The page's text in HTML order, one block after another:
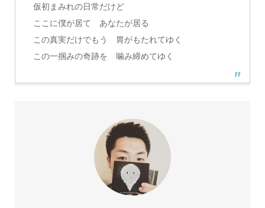
仮初まみれの日常だけど
ここに僕が居て あなたが居る
この真実だけでもう 胃がもたれてゆく
この一掴みの奇跡を 噛み締めてゆく